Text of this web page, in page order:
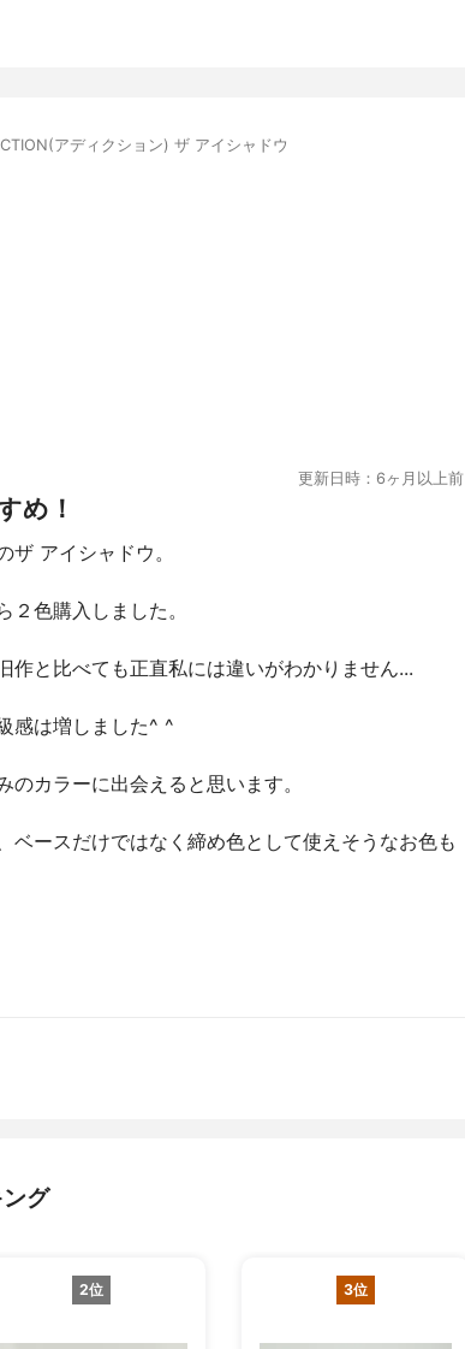
アディクション) ザ アイシャドウ
更新日時：6ヶ月以上前
め！
アイシャドウ。
色購入しました。
作と比べても正直私には違いがわかりません...
感は増しました^ ^
カラーに出会えると思います。
ベースだけではなく締め色として使えそうなお色も
グ
2位 3位